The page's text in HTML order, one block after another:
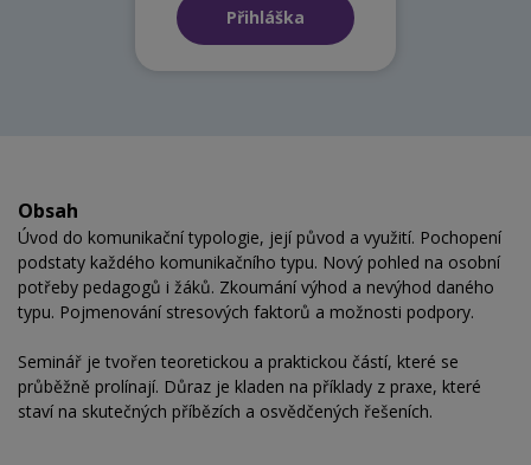
Přihláška
Obsah
Úvod do komunikační typologie, její původ a využití. Pochopení
podstaty každého komunikačního typu. Nový pohled na osobní
potřeby pedagogů i žáků. Zkoumání výhod a nevýhod daného
typu. Pojmenování stresových faktorů a možnosti podpory.
Seminář je tvořen teoretickou a praktickou částí, které se
průběžně prolínají. Důraz je kladen na příklady z praxe, které
staví na skutečných příbězích a osvědčených řešeních.